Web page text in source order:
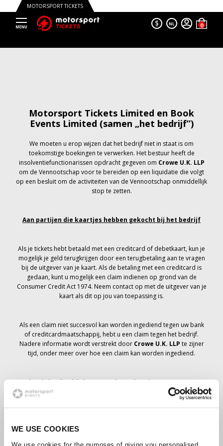
WE USE COOKIES
MOTORSPORT TICKETS
$ NL
Motorsport Tickets Limited en Book
Events Limited (samen „het bedrijf”)
We moeten u erop wijzen dat het bedrijf niet in staat is om
toekomstige boekingen te verwerken. Het bestuur heeft de
insolventiefunctionarissen opdracht gegeven om Crowe U.K. LLP
om de Vennootschap voor te bereiden op een liquidatie die volgt
op een besluit om de activiteiten van de Vennootschap onmiddellijk
stop te zetten.
Aan partijen die kaartjes hebben gekocht bij het bedrijf
Als je tickets hebt betaald met een creditcard of debetkaart, kun je
mogelijk je geld terugkrijgen door een terugbetaling aan te vragen
bij de uitgever van je kaart. Als de betaling met een creditcard is
gedaan, kunt u mogelijk een claim indienen op grond van de
Consumer Credit Act 1974. Neem contact op met de uitgever van je
kaart als dit op jou van toepassing is.
Als een claim niet succesvol kan worden ingediend tegen uw bank
of creditcardmaatschappij, hebt u een claim tegen het bedrijf.
Nadere informatie wordt verstrekt door Crowe U.K. LLP te zijner
tijd, onder meer over hoe een claim kan worden ingediend.
Als je hebtnietIk heb een annuleringsbericht ontvangen met
betrekking tot je ticketbestelling, je boeking is niet geannuleerd en
er wordt verwacht dat je de tickets die je hebt besteld te zijner tijd
zult ontvangen. Het management van het bedrijf werkt samen met